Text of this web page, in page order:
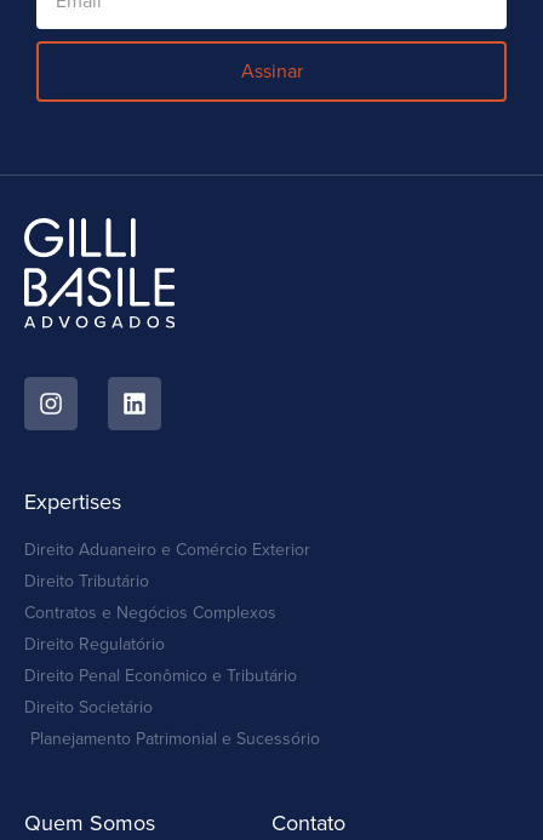
Assinar
Expertises
Direito Aduaneiro e Comércio Exterior
Direito Tributário
Contratos e Negócios Complexos
Direito Regulatório
Direito Penal Econômico e Tributário
Direito Societário
Planejamento Patrimonial e Sucessório
Quem Somos Contato